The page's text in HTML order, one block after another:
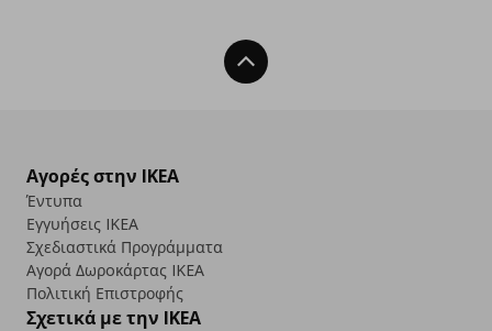
Back To Top
Αγορές στην IKEA
Έντυπα
Εγγυήσεις IKEA
Σχεδιαστικά Προγράμματα
Αγορά Δωρoκάρτας IKEA
Πολιτική Επιστροφής
Σχετικά με την IKEA